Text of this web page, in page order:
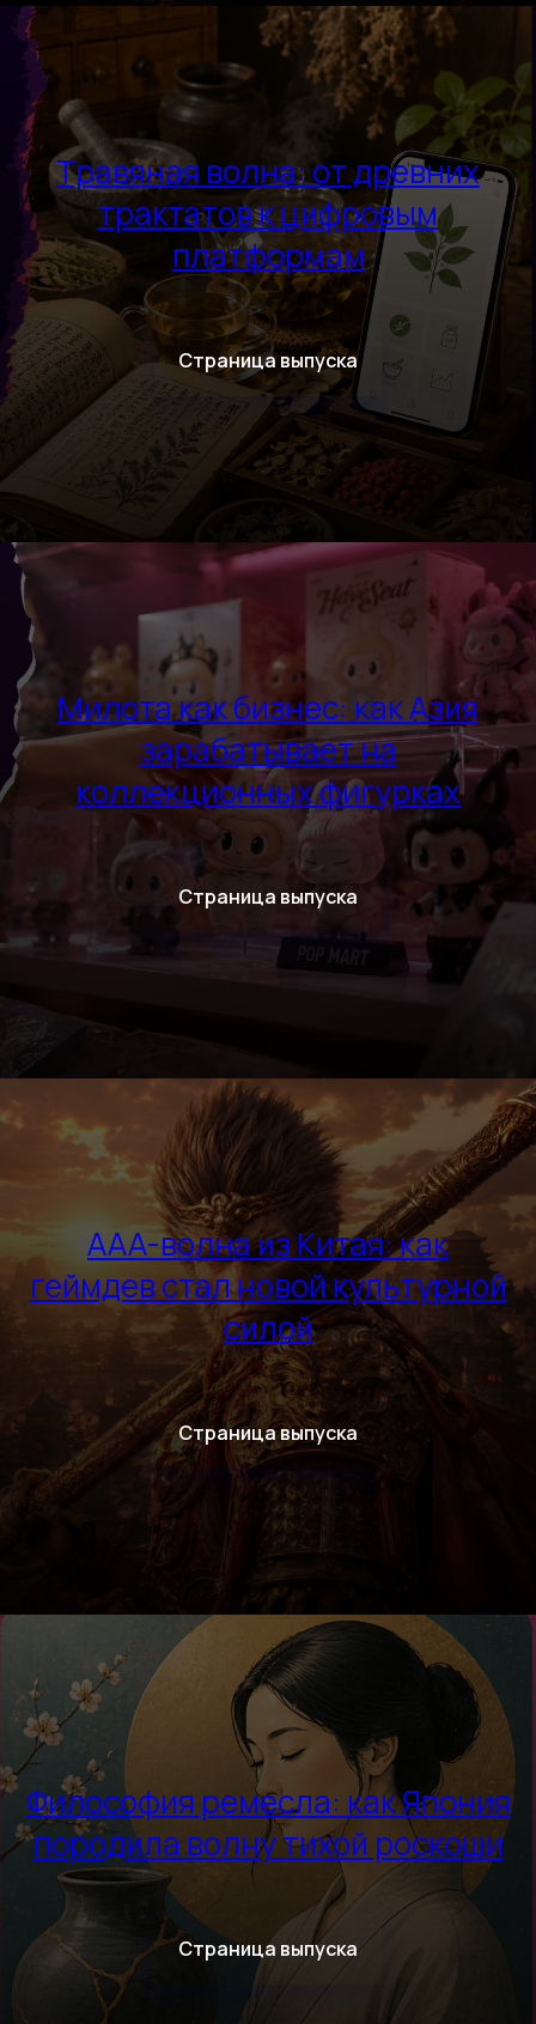
Травяная волна: от древних
трактатов к цифровым
платформам
Страница выпуска
Милота как бизнес: как Азия
зарабатывает на
коллекционных фигурках
Страница выпуска
AAA-волна из Китая: как
геймдев стал новой культурной
силой
Страница выпуска
Философия ремесла: как Япония
породила волну тихой роскоши
Страница выпуска